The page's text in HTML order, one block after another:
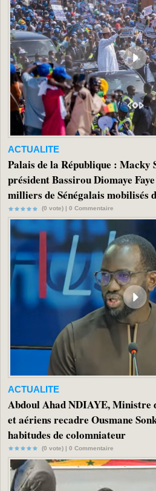
ACTUALITE
Palais de la République : Macky
président Bassirou Diomaye
milliers de Sénégalais mobilisés
(0 vote) | 0 Commentaire
ACTUALITE
Abdoul Ahad NDIAYE, Ministre
et aériens recadre Ousmane
habitudes de colomniateur
(0 vote) | 0 Commentaire